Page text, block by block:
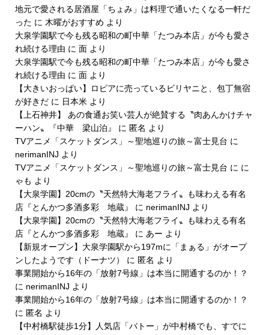
地元で愛される居酒屋「ちょみ」は料理で通いたくなる一軒だ
った に 木曜がおすすめ より
大泉学園駅で今も残る昭和の町中華「たつみ本店」が今も愛さ
れ続ける理由 に 面より
大泉学園駅で今も残る昭和の町中華「たつみ本店」が今も愛さ
れ続ける理由 に 面より
【大きいおっぱい】ロピアに売っているビリヤニと、包丁無宿
が好きだに 日本米より
【上石神井】 あの食通お笑い芸人が絶賛する〝肉あんかけチャ
ーハン〟『中華 梁山泊』
に 匿名 より
TVアニメ「スケットダンス」～聖地巡りの旅～富士見台 に
nerimanINJ より
TVアニメ「スケットダンス」～聖地巡りの旅～富士見台 に に
ゃも より
【大泉学園】20cmの〝天然特大海老フライ〟も味わえる有名
店『とんかつ多酒多彩 地蔵』
に nerimanINJ より
【大泉学園】20cmの〝天然特大海老フライ〟も味わえる有名
店『とんかつ多酒多彩 地蔵』
に あー より
【新規オープン】大泉学園駅から197mに「まぁる」がオープ
ンしたようです（ドーナツ）
に 匿名 より
事業開始から16年の「放射7号線」は本当に開通するのか！？
に nerimanINJ より
事業開始から16年の「放射7号線」は本当に開通するのか！？
に 匿名 より
【中村橋駅徒歩1分】人気店「バトー」が中村橋でも、すでに